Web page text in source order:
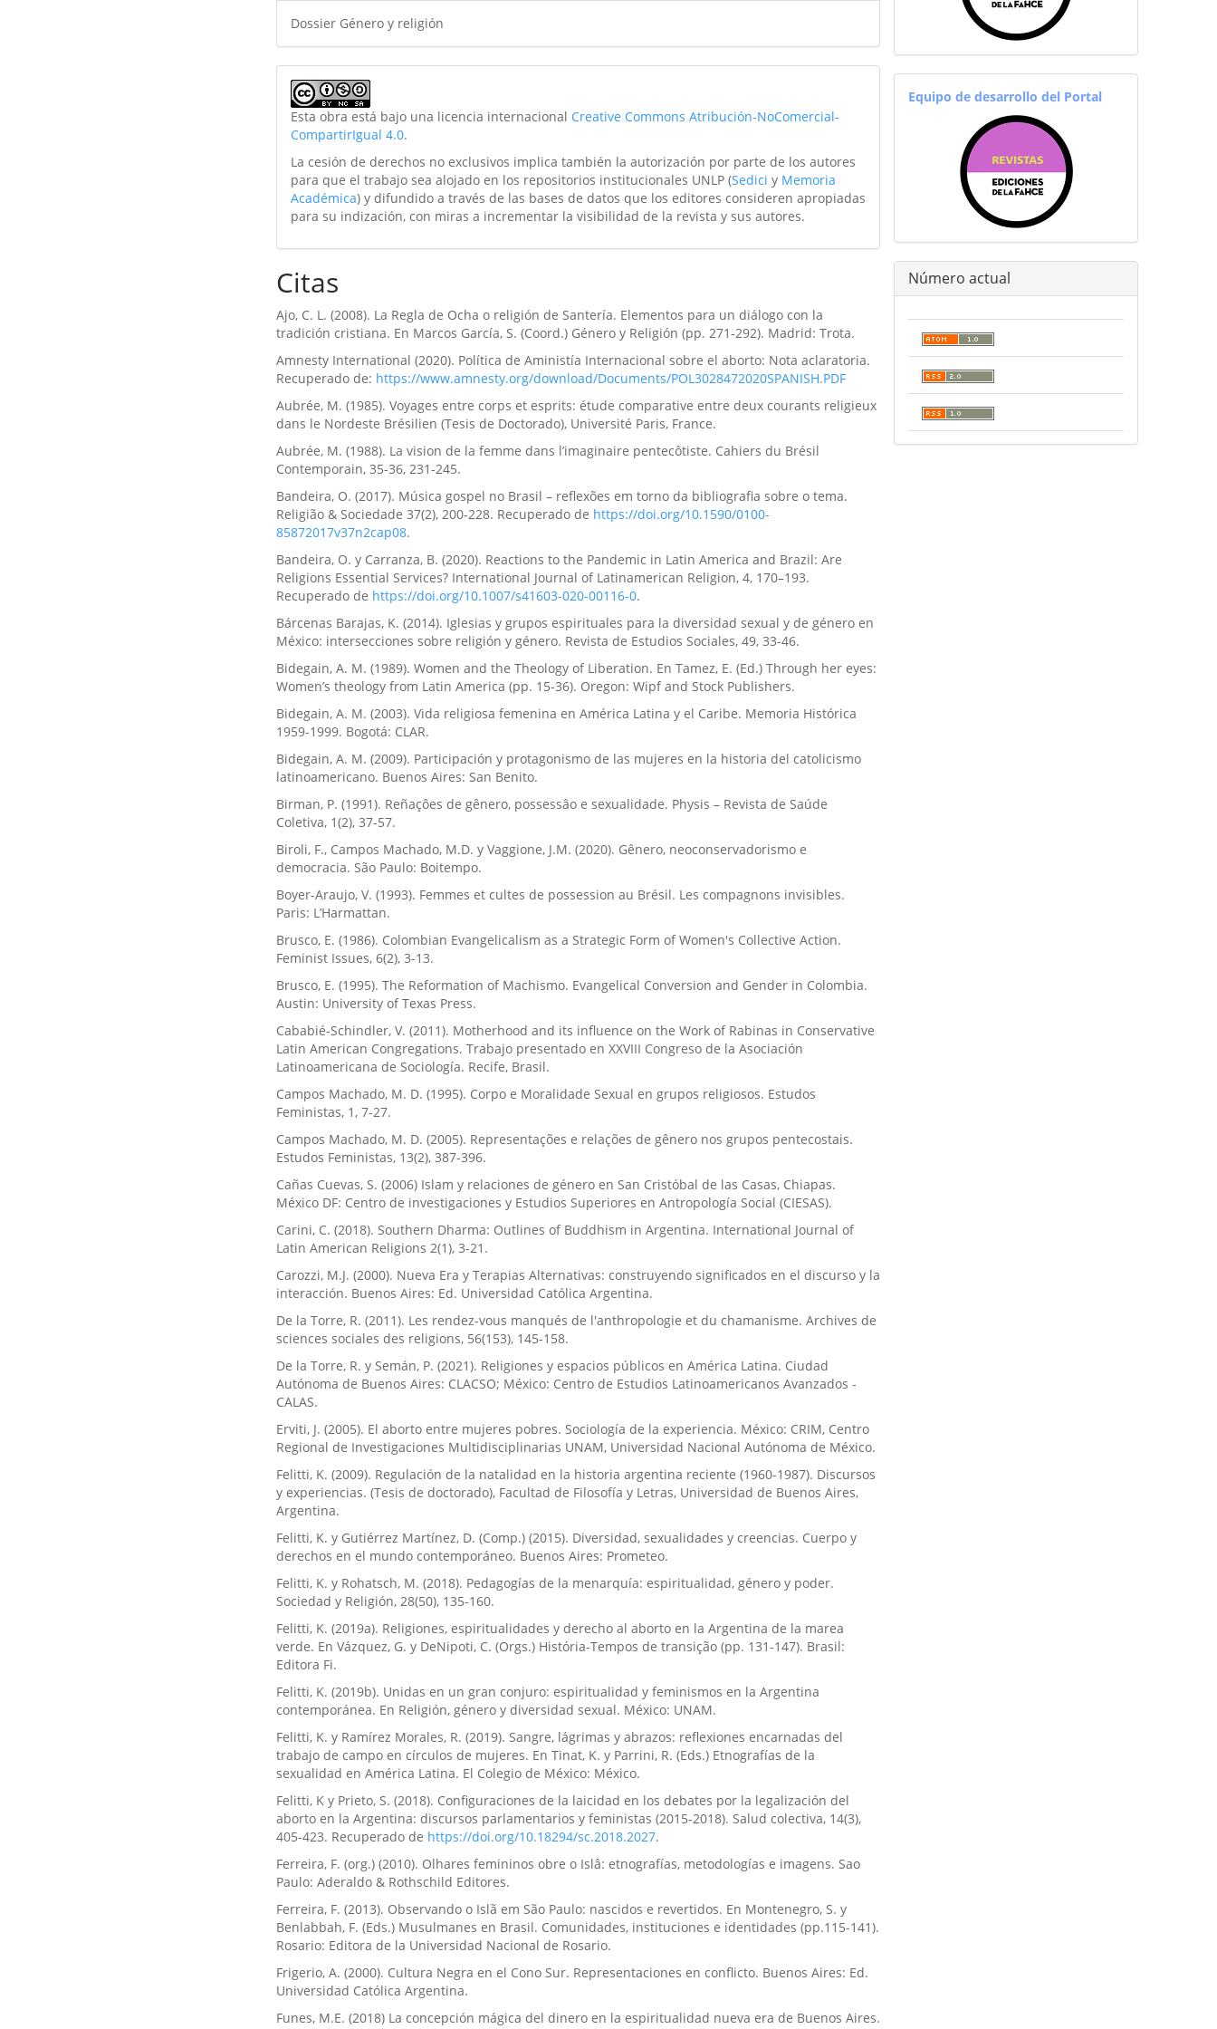
Dossier Género y religión
Esta obra está bajo una licencia internacional Creative Commons Atribución-NoComercial-
CompartirIgual 4.0.
La cesión de derechos no exclusivos implica también la autorización por parte de los autores
para que el trabajo sea alojado en los repositorios institucionales UNLP (Sedici y Memoria
Académica) y difundido a través de las bases de datos que los editores consideren apropiadas
para su indización, con miras a incrementar la visibilidad de la revista y sus autores.
Citas
Ajo, C. L. (2008). La Regla de Ocha o religión de Santería. Elementos para un diálogo con la
tradición cristiana. En Marcos García, S. (Coord.) Género y Religión (pp. 271-292). Madrid: Trota.
Amnesty International (2020). Política de Aministía Internacional sobre el aborto: Nota aclaratoria.
Recuperado de: https://www.amnesty.org/download/Documents/POL3028472020SPANISH.PDF
Aubrée, M. (1985). Voyages entre corps et esprits: étude comparative entre deux courants religieux
dans le Nordeste Brésilien (Tesis de Doctorado), Université Paris, France.
Aubrée, M. (1988). La vision de la femme dans l’imaginaire pentecôtiste. Cahiers du Brésil
Contemporain, 35-36, 231-245.
Bandeira, O. (2017). Música gospel no Brasil – reflexões em torno da bibliografia sobre o tema.
Religião & Sociedade 37(2), 200-228. Recuperado de https://doi.org/10.1590/0100-
85872017v37n2cap08.
Bandeira, O. y Carranza, B. (2020). Reactions to the Pandemic in Latin America and Brazil: Are
Religions Essential Services? International Journal of Latinamerican Religion, 4, 170–193.
Recuperado de https://doi.org/10.1007/s41603-020-00116-0.
Bárcenas Barajas, K. (2014). Iglesias y grupos espirituales para la diversidad sexual y de género en
México: intersecciones sobre religión y género. Revista de Estudios Sociales, 49, 33-46.
Bidegain, A. M. (1989). Women and the Theology of Liberation. En Tamez, E. (Ed.) Through her eyes:
Women’s theology from Latin America (pp. 15-36). Oregon: Wipf and Stock Publishers.
Bidegain, A. M. (2003). Vida religiosa femenina en América Latina y el Caribe. Memoria Histórica
1959-1999. Bogotá: CLAR.
Bidegain, A. M. (2009). Participación y protagonismo de las mujeres en la historia del catolicismo
latinoamericano. Buenos Aires: San Benito.
Birman, P. (1991). Reñaçôes de gênero, possessâo e sexualidade. Physis – Revista de Saúde
Coletiva, 1(2), 37-57.
Biroli, F., Campos Machado, M.D. y Vaggione, J.M. (2020). Gênero, neoconservadorismo e
democracia. São Paulo: Boitempo.
Boyer-Araujo, V. (1993). Femmes et cultes de possession au Brésil. Les compagnons invisibles.
Paris: L’Harmattan.
Brusco, E. (1986). Colombian Evangelicalism as a Strategic Form of Women's Collective Action.
Feminist Issues, 6(2), 3-13.
Brusco, E. (1995). The Reformation of Machismo. Evangelical Conversion and Gender in Colombia.
Austin: University of Texas Press.
Cababié-Schindler, V. (2011). Motherhood and its influence on the Work of Rabinas in Conservative
Latin American Congregations. Trabajo presentado en XXVIII Congreso de la Asociación
Latinoamericana de Sociología. Recife, Brasil.
Campos Machado, M. D. (1995). Corpo e Moralidade Sexual en grupos religiosos. Estudos
Feministas, 1, 7-27.
Campos Machado, M. D. (2005). Representações e relações de gênero nos grupos pentecostais.
Estudos Feministas, 13(2), 387-396.
Cañas Cuevas, S. (2006) Islam y relaciones de género en San Cristóbal de las Casas, Chiapas.
México DF: Centro de investigaciones y Estudios Superiores en Antropología Social (CIESAS).
Carini, C. (2018). Southern Dharma: Outlines of Buddhism in Argentina. International Journal of
Latin American Religions 2(1), 3-21.
Carozzi, M.J. (2000). Nueva Era y Terapias Alternativas: construyendo significados en el discurso y la
interacción. Buenos Aires: Ed. Universidad Católica Argentina.
De la Torre, R. (2011). Les rendez-vous manqués de l'anthropologie et du chamanisme. Archives de
sciences sociales des religions, 56(153), 145-158.
De la Torre, R. y Semán, P. (2021). Religiones y espacios públicos en América Latina. Ciudad
Autónoma de Buenos Aires: CLACSO; México: Centro de Estudios Latinoamericanos Avanzados -
CALAS.
Erviti, J. (2005). El aborto entre mujeres pobres. Sociología de la experiencia. México: CRIM, Centro
Regional de Investigaciones Multidisciplinarias UNAM, Universidad Nacional Autónoma de México.
Felitti, K. (2009). Regulación de la natalidad en la historia argentina reciente (1960-1987). Discursos
y experiencias. (Tesis de doctorado), Facultad de Filosofía y Letras, Universidad de Buenos Aires,
Argentina.
Felitti, K. y Gutiérrez Martínez, D. (Comp.) (2015). Diversidad, sexualidades y creencias. Cuerpo y
derechos en el mundo contemporáneo. Buenos Aires: Prometeo.
Felitti, K. y Rohatsch, M. (2018). Pedagogías de la menarquía: espiritualidad, género y poder.
Sociedad y Religión, 28(50), 135-160.
Felitti, K. (2019a). Religiones, espiritualidades y derecho al aborto en la Argentina de la marea
verde. En Vázquez, G. y DeNipoti, C. (Orgs.) História-Tempos de transição (pp. 131-147). Brasil:
Editora Fi.
Felitti, K. (2019b). Unidas en un gran conjuro: espiritualidad y feminismos en la Argentina
contemporánea. En Religión, género y diversidad sexual. México: UNAM.
Felitti, K. y Ramírez Morales, R. (2019). Sangre, lágrimas y abrazos: reflexiones encarnadas del
trabajo de campo en círculos de mujeres. En Tinat, K. y Parrini, R. (Eds.) Etnografías de la
sexualidad en América Latina. El Colegio de México: México.
Felitti, K y Prieto, S. (2018). Configuraciones de la laicidad en los debates por la legalización del
aborto en la Argentina: discursos parlamentarios y feministas (2015-2018). Salud colectiva, 14(3),
405-423. Recuperado de https://doi.org/10.18294/sc.2018.2027.
Ferreira, F. (org.) (2010). Olhares femininos obre o Islâ: etnografías, metodologías e imagens. Sao
Paulo: Aderaldo & Rothschild Editores.
Ferreira, F. (2013). Observando o Islã em São Paulo: nascidos e revertidos. En Montenegro, S. y
Benlabbah, F. (Eds.) Musulmanes en Brasil. Comunidades, instituciones e identidades (pp.115-141).
Rosario: Editora de la Universidad Nacional de Rosario.
Frigerio, A. (2000). Cultura Negra en el Cono Sur. Representaciones en conflicto. Buenos Aires: Ed.
Universidad Católica Argentina.
Funes, M.E. (2018) La concepción mágica del dinero en la espiritualidad nueva era de Buenos Aires.
equiporevistas
Equipo de desarrollo del Portal
Número actual